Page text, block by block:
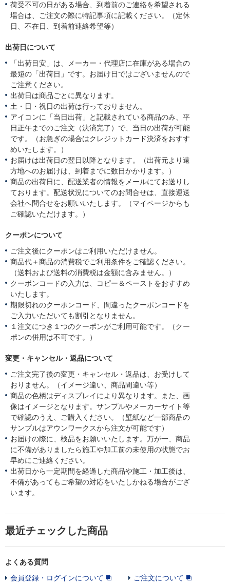
荷受不可の日がある場合、到着前のご連絡を希望される
場合は、ご注文の際に特記事項に記載ください。（定休
日、不在日、到着前連絡希望等）
出荷日について
「出荷目安」は、メーカー・代理店に在庫がある場合の
最短の「出荷日」です。お届け日ではございませんので
ご注意ください。
出荷日は商品ごとに異なります。
土・日・祝日の出荷は行っておりません。
アイコンに「当日出荷」と記載されている商品のみ、平
日正午までのご注文（決済完了）で、当日の出荷が可能
です。（お急ぎの場合はクレジットカード決済をおすす
めいたします。）
お届けは出荷日の翌日以降となります。（出荷元より遠
方地へのお届けは、到着までに数日かかります。）
商品の出荷日に、配送業者の情報をメールにてお送りし
ております。配送状況についてのお問合せは、直接運送
会社へ問合せをお願いいたします。（マイページからも
ご確認いただけます。）
クーポンについて
ご注文後にクーポンはご利用いただけません。
商品代＋商品の消費税でご利用条件をご確認ください。
（送料および送料の消費税は金額に含みません。）
クーポンコードの入力は、コピー＆ペーストをおすすめ
いたします。
期限切れのクーポンコード、間違ったクーポンコードを
ご入力いただいても割引となりません。
１注文につき１つのクーポンがご利用可能です。（クー
ポンの併用は不可です。）
変更・キャンセル・返品について
ご注文完了後の変更・キャンセル・返品は、お受けして
おりません。（イメージ違い、商品間違い等）
商品の色柄はディスプレイにより異なります。また、画
像はイメージとなります。サンプルやメーカーサイト等
で確認のうえ、ご購入ください。（壁紙など一部商品の
サンプルはアウンワークスから注文が可能です）
お届けの際に、検品をお願いいたします。万が一、商品
に不備がありましたら施工や加工前の未使用の状態でお
早めにご連絡ください。
出荷日から一定期間を経過した商品や施工・加工後は、
不備があってもご希望の対応をいたしかねる場合がござ
います。
最近チェックした商品
よくある質問
会員登録・ログインについて
ご注文について